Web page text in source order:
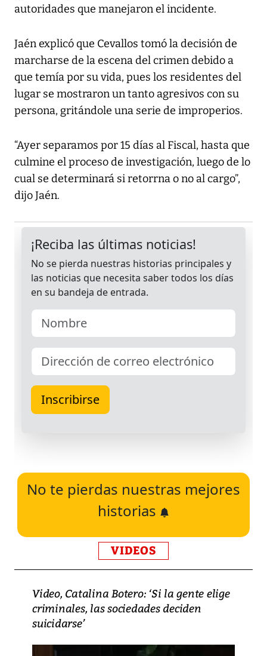
autoridades que manejaron el incidente.
Jaén explicó que Cevallos tomó la decisión de
marcharse de la escena del crimen debido a
que temía por su vida, pues los residentes del
lugar se mostraron un tanto agresivos con su
persona, gritándole una serie de improperios.
“Ayer separamos por 15 días al Fiscal, hasta que
culmine el proceso de investigación, luego de lo
cual se determinará si retorrna o no al cargo”,
dijo Jaén.
No te pierdas nuestras mejores
historias
VIDEOS
Video, Catalina Botero: ‘Si la gente elige
criminales, las sociedades deciden
suicidarse’